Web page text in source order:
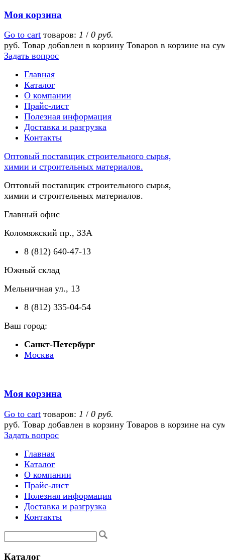
Моя корзина
Go to cart товаров: 1 / 0 руб.
руб. Товар добавлен в корзину Товаров в корзине на
Задать вопрос
Главная
Каталог
О компании
Прайс-лист
Полезная информация
Доставка и разгрузка
Контакты
Оптовый поставщик строительного сырья,
химии и строительных материалов.
Оптовый поставщик строительного сырья,
химии и строительных материалов.
Главный офис
Коломяжский пр., 33А
8 (812) 640-47-13
Южный склад
Мельничная ул., 13
8 (812) 335-04-54
Ваш город:
Санкт-Петербург
Москва
Моя корзина
Go to cart товаров: 1 / 0 руб.
руб. Товар добавлен в корзину Товаров в корзине на
Задать вопрос
Главная
Каталог
О компании
Прайс-лист
Полезная информация
Доставка и разгрузка
Контакты
Каталог